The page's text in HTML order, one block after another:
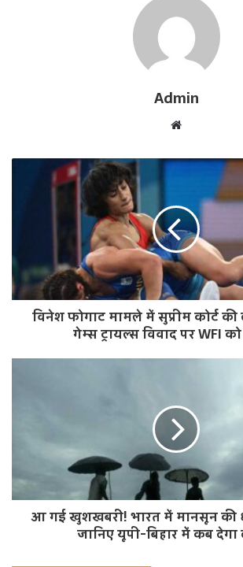
Admin
b
e
विनेश फोगाट मामले में सुप्रीम कोर्ट
गेम्स ट्रायल्स विवाद पर WFI
आ गई खुशखबरी! भारत में मानसून की
जानिए यूपी-बिहार में कब